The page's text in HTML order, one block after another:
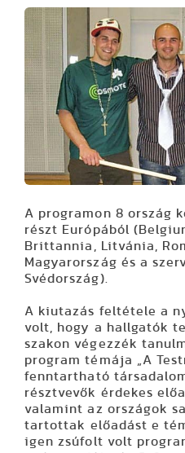
A programon 8 ország
részt Európából
Brittannia, Litvánia,
Magyarország és a
Svédország).
A kiutazás feltétele a
volt, hogy a hallgatók
szakon végezzék
program témája „A
fenntartható
résztvevők érdekes
valamint az országok
tartottak előadást e
igen zsúfolt volt